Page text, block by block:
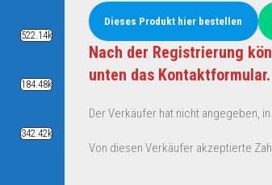
Dieses Produkt hier bestellen
Nach der Registrierung
unten das Kontaktformular.
Der Verkäufer hat nicht angegeben,
Von diesen Verkäufer akzeptierte
522.14k
184.48k
342.42k